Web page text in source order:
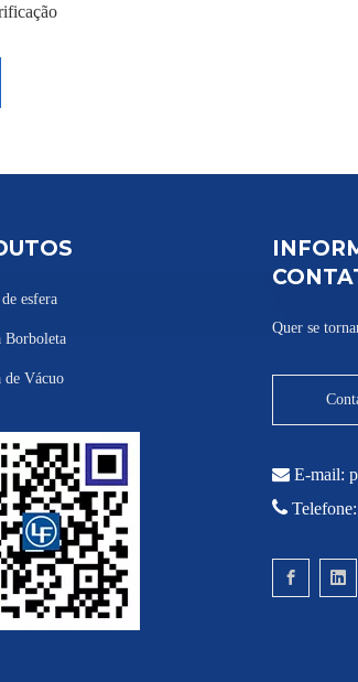
esfera
Borboleta
de Vácuo
Quer se
 E-mail:
